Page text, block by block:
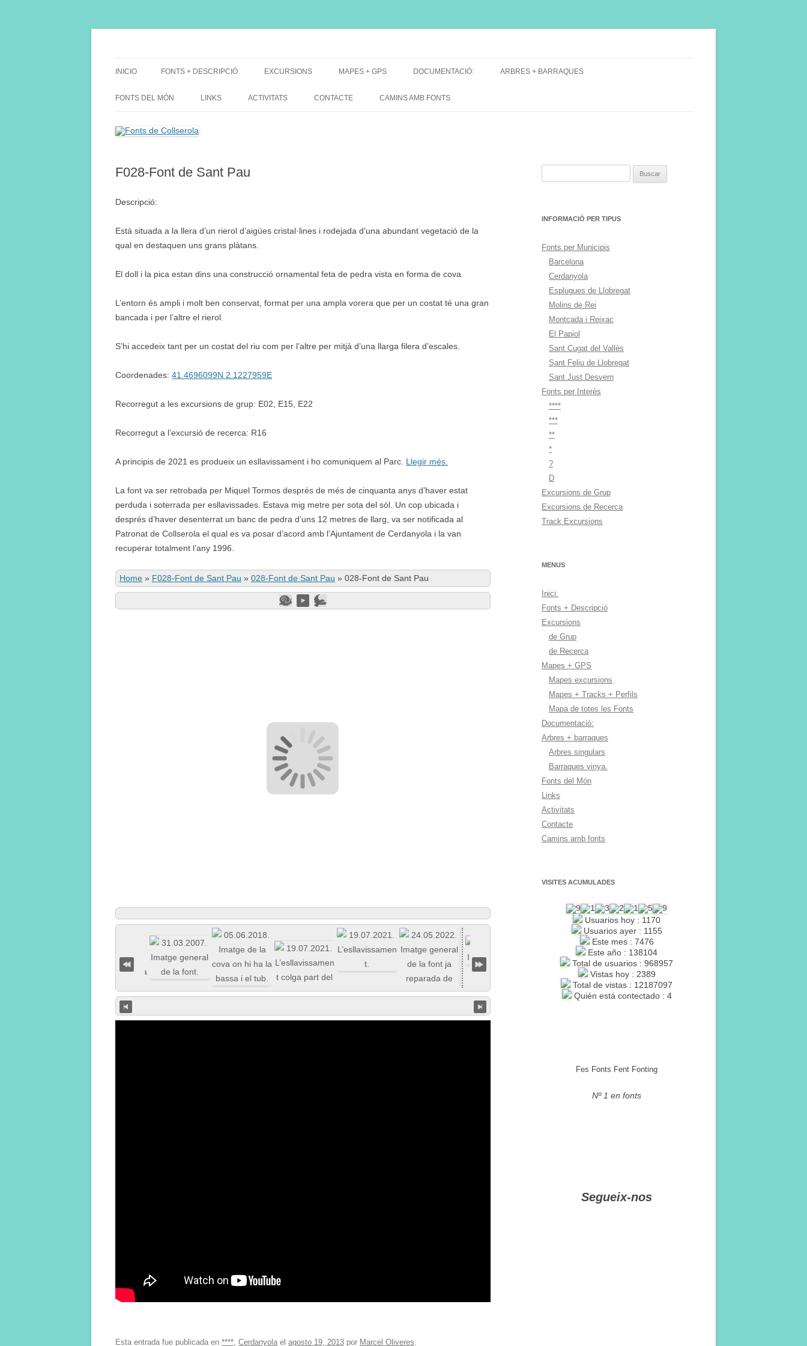
INICIO FONTS + DESCRIPCIÓ EXCURSIONS
DE GRUP
MAPES + GPS
MAPES EXCURSIONS
DOCUMENTACIÓ: ARBRES + BARRAQUES
FONTS DEL MÓN LINKS ACTIVITATS CONTACTE CAMINS AMB FONTS
F028-Font de Sant Pau
Descripció:
Està situada a la llera d’un rierol d’aigües cristal·lines i rodejada d’una abundant vegetació de la
qual en destaquen uns grans plàtans.
El doll i la pica estan dins una construcció ornamental feta de pedra vista en forma de cova.
L’entorn és ampli i molt ben conservat, format per una ampla vorera que per un costat té una gran
bancada i per l’altre el rierol.
S’hi accedeix tant per un costat del riu com per l’altre per mitjà d’una llarga filera d’escales.
Coordenades: 41.4696099N 2.1227959E
Recorregut a les excursions de grup: E02, E15, E22
Recorregut a l’excursió de recerca: R16
A principis de 2021 es produeix un esllavissament i ho comuniquem al Parc. Llegir més.
La font va ser retrobada per Miquel Tormos després de més de cinquanta anys d’haver estat
perduda i soterrada per esllavissades. Estava mig metre per sota del sòl. Un cop ubicada i
després d’haver desenterrat un banc de pedra d’uns 12 metres de llarg, va ser notificada al
Patronat de Collserola el qual es va posar d’acord amb l’Ajuntament de Cerdanyola i la van
recuperar totalment l’any 1996.
Home » F028-Font de Sant Pau » 028-Font de Sant Pau » 028-Font de Sant Pau
Esta entrada fue publicada en ****, Cerdanyola el agosto 19, 2013 por Marcel Oliveres.
INFORMACIÓ PER TIPUS
Fonts per Municipis
Barcelona
Cerdanyola
Esplugues de Llobregat
Molins de Rei
Montcada i Reixac
El Papiol
Sant Cugat del Vallès
Sant Feliu de Llobregat
Sant Just Desvern
Fonts per Interès
****
***
**
*
?
D
Excursions de Grup
Excursions de Recerca
Track Excursions
MENUS
Inici:
Fonts + Descripció
Excursions
de Grup
de Recerca
Mapes + GPS
Mapes excursions
Mapes + Tracks + Perfils
Mapa de totes les Fonts
Documentació:
Arbres + barraques
Arbres singulars
Barraques vinya.
Fonts del Món
Links
Activitats
Contacte
Camins amb fonts
VISITES ACUMULADES
Usuarios hoy : 1170
Usuarios ayer : 1155
Este mes : 7476
Este año : 138104
Total de usuarios : 968957
Vistas hoy : 2389
Total de vistas : 12187097
Quién está contectado : 4
Fes Fonts Fent Fonting
Nº 1 en fonts
Segueix-nos